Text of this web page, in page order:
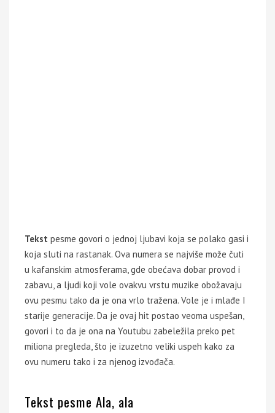
Tekst pesme govori o jednoj ljubavi koja se polako gasi i
koja sluti na rastanak. Ova numera se najviše može čuti
u kafanskim atmosferama, gde obećava dobar provod i
zabavu, a ljudi koji vole ovakvu vrstu muzike obožavaju
ovu pesmu tako da je ona vrlo tražena. Vole je i mlađe I
starije generacije. Da je ovaj hit postao veoma uspešan,
govori i to da je ona na Youtubu zabeležila preko pet
miliona pregleda, što je izuzetno veliki uspeh kako za
ovu numeru tako i za njenog izvođača.
Tekst pesme Ala, ala